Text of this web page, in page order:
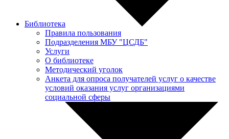
Библиотека
Правила пользования
Подразделения МБУ "ЦСДБ"
Услуги
О библиотеке
Методический уголок
Анкета для опроса получателей услуг о качестве
условий оказания услуг организациями
социальной сферы